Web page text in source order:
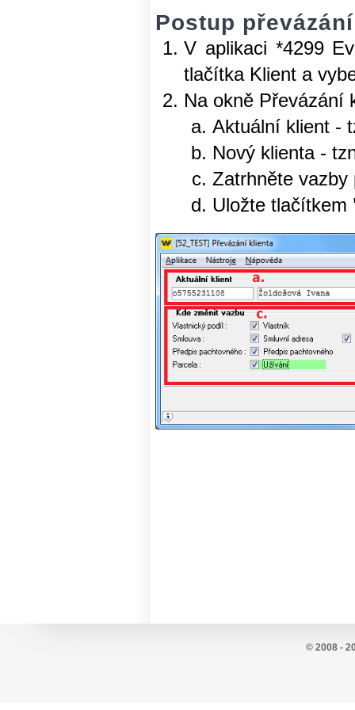
Postup
V aplikaci *4299
tlačítka Klient a
Na okně Převázání
Aktuální klient -
Nový klienta -
Zatrhněte vazby
Uložte tlačítkem
© 2008 -